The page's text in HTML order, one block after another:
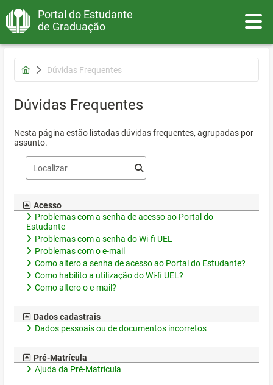
Portal do Estudante
de Graduação
Dúvidas Frequentes
Dúvidas Frequentes
Nesta página estão listadas dúvidas frequentes, agrupadas por
assunto.
Acesso
Problemas com a senha de acesso ao Portal do
Estudante
Problemas com a senha do Wi-fi UEL
Problemas com o e-mail
Como altero a senha de acesso ao Portal do Estudante?
Como habilito a utilização do Wi-fi UEL?
Como altero o e-mail?
Dados cadastrais
Dados pessoais ou de documentos incorretos
Pré-Matrícula
Ajuda da Pré-Matrícula